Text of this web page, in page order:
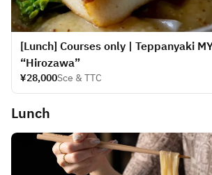
[Lunch] Courses only | Teppanyaki
“Hirozawa”
¥28,000Sce & TTC
Lunch